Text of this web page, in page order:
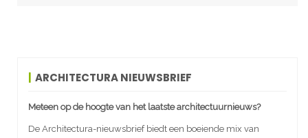
ARCHITECTURA NIEUWSBRIEF
Meteen op de hoogte van het laatste architectuurnieuws?
De Architectura-nieuwsbrief biedt een boeiende mix van